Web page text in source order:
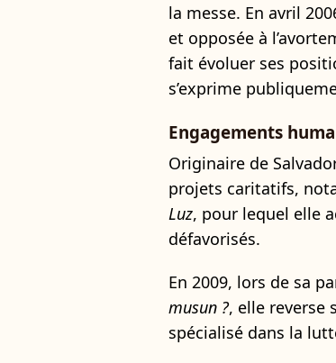
la messe. En avril
et opposée à
fait évoluer ses
s’exprime
Engagements
Originaire de
projets caritatifs,
Luz, pour lequel elle
défavorisés.
En 2009, lors de sa
musun ?, elle reverse
spécialisé dans la